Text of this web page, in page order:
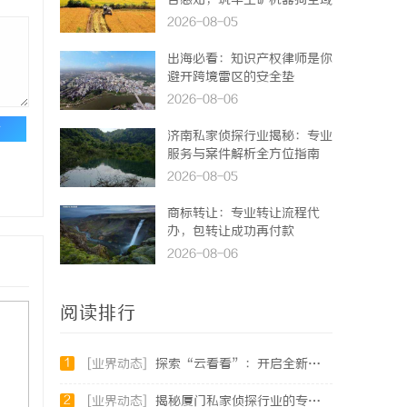
巡检识别能力
2026-08-05
出海必看：知识产权律师是你
避开跨境雷区的安全垫
2026-08-06
济南私家侦探行业揭秘：专业
服务与案件解析全方位指南
2026-08-05
商标转让：专业转让流程代
办，包转让成功再付款
2026-08-06
阅读排行
1 [业界动态] 探索“云看看”：开启全新视觉体验的智慧云端平台
2 [业界动态] 揭秘厦门私家侦探行业的专业服务与发展趋势